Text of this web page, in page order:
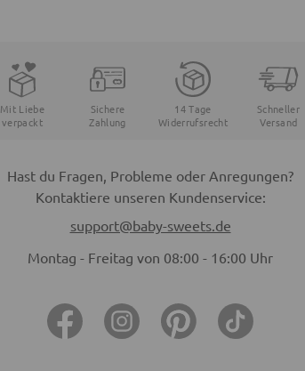
Mit Liebe
verpackt
Sichere
Zahlung
14 Tage
Widerrufsrecht
Schneller
Versand
Hast du Fragen, Probleme oder Anregungen?
Kontaktiere unseren Kundenservice:
support@baby-sweets.de
Montag - Freitag von 08:00 - 16:00 Uhr